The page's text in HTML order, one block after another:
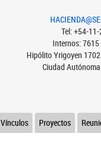
Tel: +54-
Internos:
Hipólito Yrigoyen
Ciudad
Proyectos
Vínculos